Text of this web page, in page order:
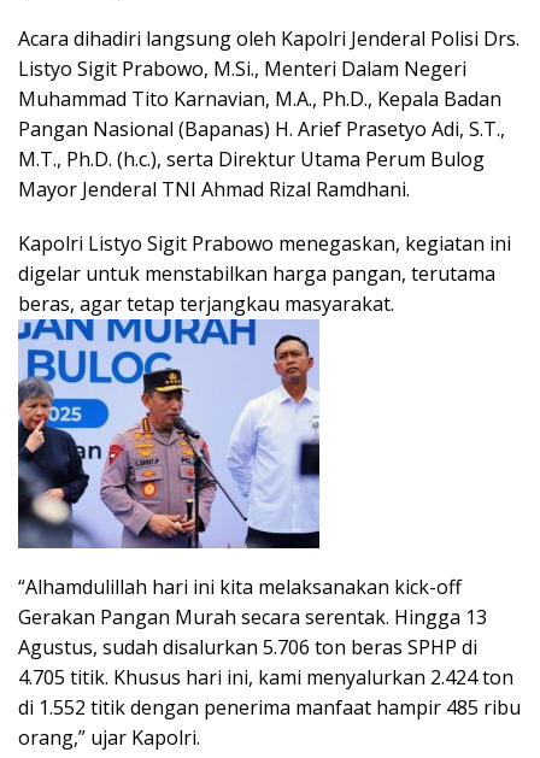
Acara dihadiri langsung oleh Kapolri Jenderal Polisi Drs.
Listyo Sigit Prabowo, M.Si., Menteri Dalam Negeri
Muhammad Tito Karnavian, M.A., Ph.D., Kepala Badan
Pangan Nasional (Bapanas) H. Arief Prasetyo Adi, S.T.,
M.T., Ph.D. (h.c.), serta Direktur Utama Perum Bulog
Mayor Jenderal TNI Ahmad Rizal Ramdhani.
Kapolri Listyo Sigit Prabowo menegaskan, kegiatan ini
digelar untuk menstabilkan harga pangan, terutama
beras, agar tetap terjangkau masyarakat.
“Alhamdulillah hari ini kita melaksanakan kick-off
Gerakan Pangan Murah secara serentak. Hingga 13
Agustus, sudah disalurkan 5.706 ton beras SPHP di
4.705 titik. Khusus hari ini, kami menyalurkan 2.424 ton
di 1.552 titik dengan penerima manfaat hampir 485 ribu
orang,” ujar Kapolri.